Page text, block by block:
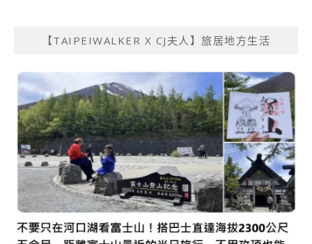
【TAIPEIWALKER X CJ夫人】旅居地方生活